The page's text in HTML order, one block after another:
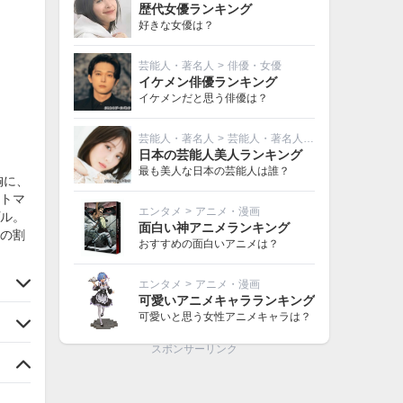
、
マ
。
割
歴代女優ランキング
好きな女優は？
芸能人・著名人 > 俳優・女優
イケメン俳優ランキング
イケメンだと思う俳優は？
芸能人・著名人 > 芸能人・著名人その他
日本の芸能人美人ランキング
最も美人な日本の芸能人は誰？
エンタメ > アニメ・漫画
面白い神アニメランキング
おすすめの面白いアニメは？
エンタメ > アニメ・漫画
可愛いアニメキャラランキング
可愛いと思う女性アニメキャラは？
スポンサーリンク